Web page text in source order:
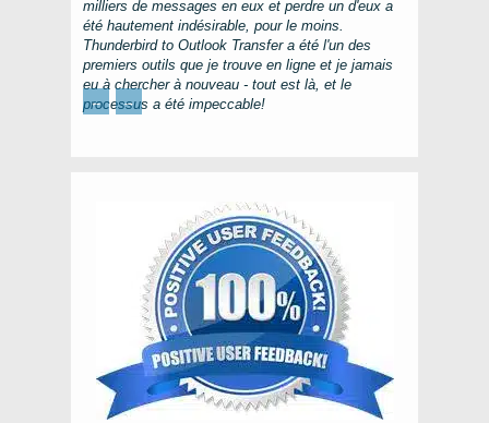
milliers de messages en eux et perdre un d'eux a
été hautement indésirable, pour le moins.
Thunderbird to Outlook Transfera été l'un des
premiers outils que je trouve en ligne et je jamais
eu à chercher à nouveau - tout est là, et le
processus a été impeccable!
← →